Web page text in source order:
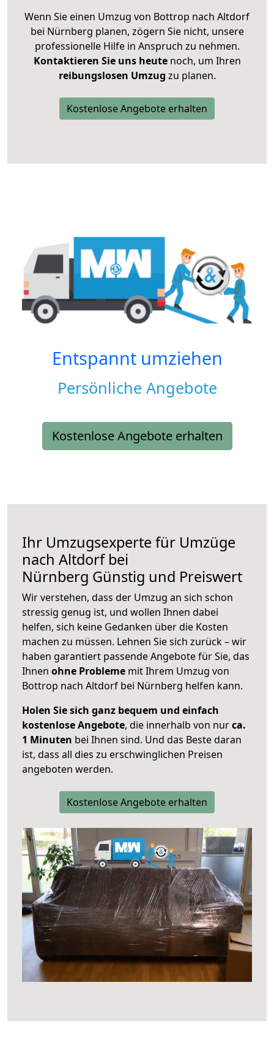
Wenn Sie einen Umzug von Bottrop nach Altdorf
bei Nürnberg planen, zögern Sie nicht, unsere
professionelle Hilfe in Anspruch zu nehmen.
Kontaktieren Sie uns heutenoch, um Ihren
reibungslosen Umzug zu planen.
Kostenlose Angebote erhalten
Entspannt umziehen
Persönliche Angebote
Kostenlose Angebote erhalten
Ihr Umzugsexperte für Umzüge
nach Altdorf bei
Nürnberg Günstig und Preiswert
Wir verstehen, dass der Umzug an sich schon
stressig genug ist, und wollen Ihnen dabei
helfen, sich keine Gedanken über die Kosten
machen zu müssen. Lehnen Sie sich zurück – wir
haben garantiert passende Angebote für Sie, das
Ihnen ohne Probleme mit Ihrem Umzug von
Bottrop nach Altdorf bei Nürnberg helfen kann.
Holen Sie sich ganz bequem und einfach
kostenlose Angebote, die innerhalb von nurca.
1 Minuten bei Ihnen sind. Und das Beste daran
ist, dass all dies zu erschwinglichen Preisen
angeboten werden.
Kostenlose Angebote erhalten